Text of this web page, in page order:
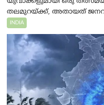
തലമുറയ്ക്ക്, അതായത്
INDIA